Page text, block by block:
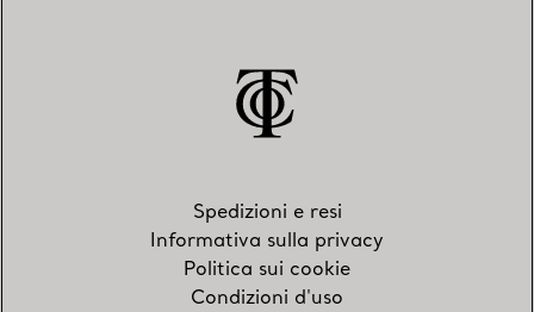
Spedizioni e resi
Informativa sulla privacy
Politica sui cookie
Condizioni d'uso